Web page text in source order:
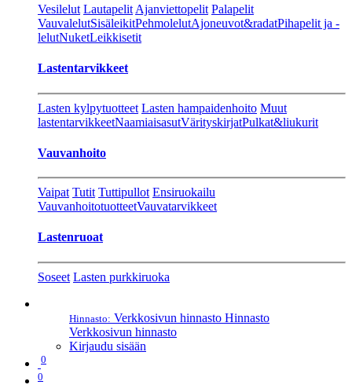
Vesilelut Lautapelit Ajanviettopelit Palapelit
VauvalelutSisäleikitPehmolelutAjoneuvot&radatPihapelit ja -
lelutNuketLeikkisetit
Lastentarvikkeet
Lasten kylpytuotteet Lasten hampaidenhoito Muut
lastentarvikkeetNaamiaisasutVärityskirjatPulkat&liukurit
Vauvanhoito
Vaipat Tutit Tuttipullot Ensiruokailu
VauvanhoitotuotteetVauvatarvikkeet
Lastenruoat
Soseet Lasten purkkiruoka
Hinnasto: Verkkosivun hinnasto Hinnasto
Verkkosivun hinnasto
Kirjaudu sisään
0
0